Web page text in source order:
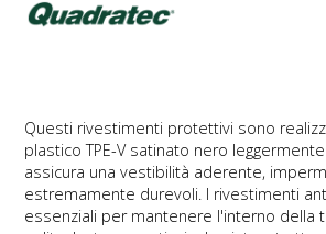
Questi rivestimenti protettivi sono
plastico TPE-V satinato nero
assicura una vestibilità aderente,
estremamente durevoli. I rivestimenti
essenziali per mantenere l'interno della